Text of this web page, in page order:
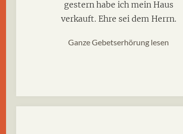
gestern habe ich mein Haus
verkauft. Ehre sei dem Herrn.
Ganze Gebetserhörung lesen